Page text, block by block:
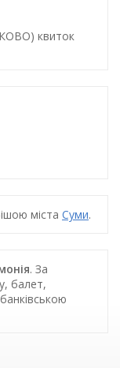
квиток
міста Суми.
. За
балет,